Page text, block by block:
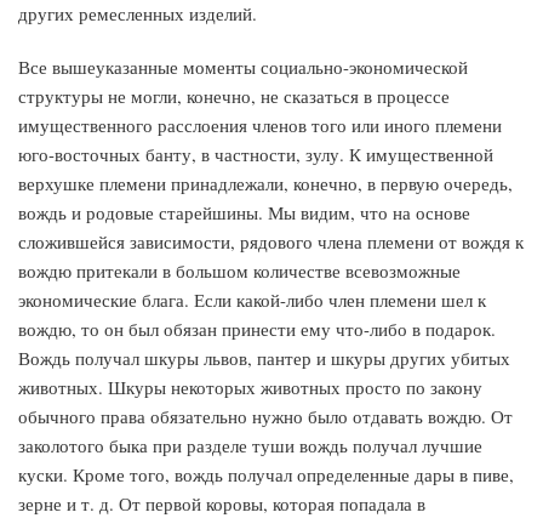
других ремесленных изделий.
Все вышеуказанные моменты социально-экономической
структуры не могли, конечно, не сказаться в процессе
имущественного расслоения членов того или иного племени
юго-восточных банту, в частности, зулу. К имущественной
верхушке племени принадлежали, конечно, в первую очередь,
вождь и родовые старейшины. Мы видим, что на основе
сложившейся зависимости, рядового члена племени от вождя к
вождю притекали в большом количестве всевозможные
экономические блага. Если какой-либо член племени шел к
вождю, то он был обязан принести ему что-либо в подарок.
Вождь получал шкуры львов, пантер и шкуры других убитых
животных. Шкуры некоторых животных просто по закону
обычного права обязательно нужно было отдавать вождю. От
заколотого быка при разделе туши вождь получал лучшие
куски. Кроме того, вождь получал определенные дары в пиве,
зерне и т. д. От первой коровы, которая попадала в